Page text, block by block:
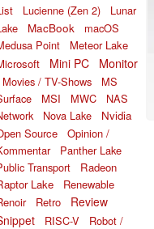
Lucienne (Zen 2)
Lunar
MacBook
macOS
Point
Meteor Lake
Mini PC Monitor
Movies / TV-Shows
MS
MSI MWC
NAS
Nova Lake
Nvidia
Source
Opinion /
Panther Lake
Transport
Radeon
Lake
Renewable
Retro
Review
RISC-V
Robot /